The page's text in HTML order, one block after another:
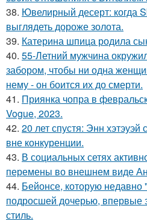
38. Ювелирный десерт: когда
выглядеть дороже золота.
39. Катерина шпица родила
40. 55-Летний мужчина
забором, чтобы ни одна
нему - он боится их до смерти.
41. Приянка чопра в
Vogue, 2023.
42. 20 лет спустя: Энн
вне конкуренции.
43. В социальных сетях
перемены во внешнем виде
44. Бейонсе, которую недавно
подросшей дочерью, впервые
стиль.